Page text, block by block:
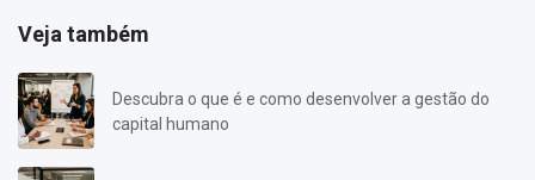
Veja também
Descubra o que é e como desenvolver a gestão do
capital humano